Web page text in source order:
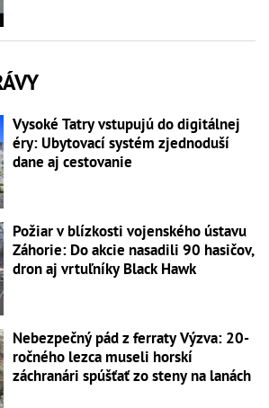
Vysoké Tatry vstupujú do digitálnej
éry: Ubytovací systém zjednoduší
dane aj cestovanie
Požiar v blízkosti vojenského ústavu
Záhorie: Do akcie nasadili 90 hasičov,
dron aj vrtuľníky Black Hawk
Nebezpečný pád z ferraty Výzva: 20-
ročného lezca museli horskí
záchranári spúšťať zo steny na lanách